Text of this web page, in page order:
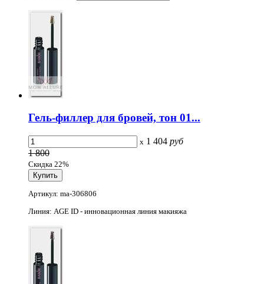
Гель-филлер для бровей, тон 01...
x 1 404 руб
1 800
Скидка 22%
Артикул: ma-306806
Линия: AGE ID - инновационная линия макияжа